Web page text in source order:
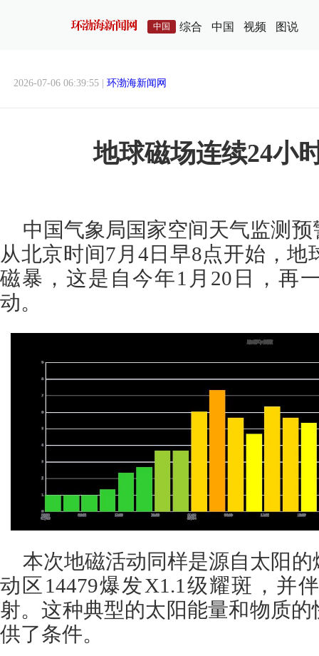
中国 综合 中国 视频 图说
2026-07-06 06:39:55 | 环渤海新闻网
地球磁场连续24小
中国气象局国家空间天气监测
从北京时间7月4日早8点开始，地
磁暴，这是自今年1月20日，再
动。
本次地磁活动同样是源自太阳
动区14479爆发X1.1级耀斑，并
射。这种典型的太阳能量和物质
供了条件。